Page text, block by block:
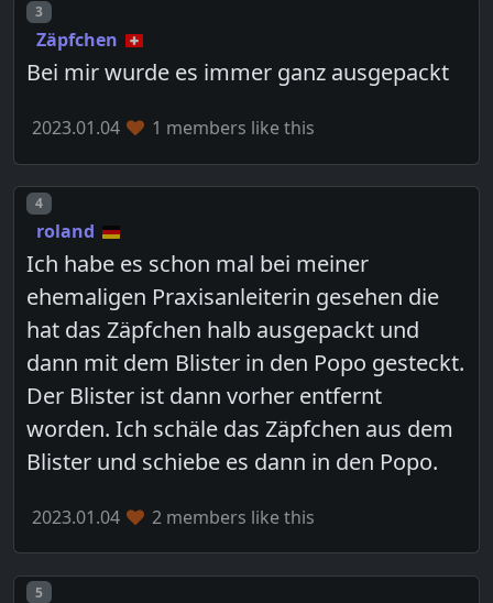
Post number
3
Zäpfchen
Bei mir wurde es immer ganz ausgepackt
2023.01.04 1 members like this
Post number
4
roland
Ich habe es schon mal bei meiner
ehemaligen Praxisanleiterin gesehen die
hat das Zäpfchen halb ausgepackt und
dann mit dem Blister in den Popo gesteckt.
Der Blister ist dann vorher entfernt
worden. Ich schäle das Zäpfchen aus dem
Blister und schiebe es dann in den Popo.
2023.01.04 2 members like this
Post number
5